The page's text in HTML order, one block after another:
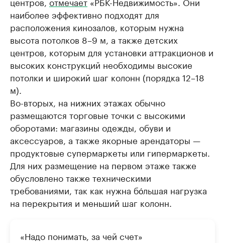
наиболее эффективно подходят для
расположения кинозалов, которым нужна
высота потолков 8–9 м, а также детских
центров, которым для установки аттракционов и
высоких конструкций необходимы высокие
потолки и широкий шаг колонн (порядка 12–18
м).
Во-вторых, на нижних этажах обычно
размещаются торговые точки с высокими
оборотами: магазины одежды, обуви и
аксессуаров, а также якорные арендаторы —
продуктовые супермаркеты или гипермаркеты.
Для них размещение на первом этаже также
обусловлено также техническими
требованиями, так как нужна бо́льшая нагрузка
на перекрытия и меньший шаг колонн.
«Надо понимать, за чей счет»